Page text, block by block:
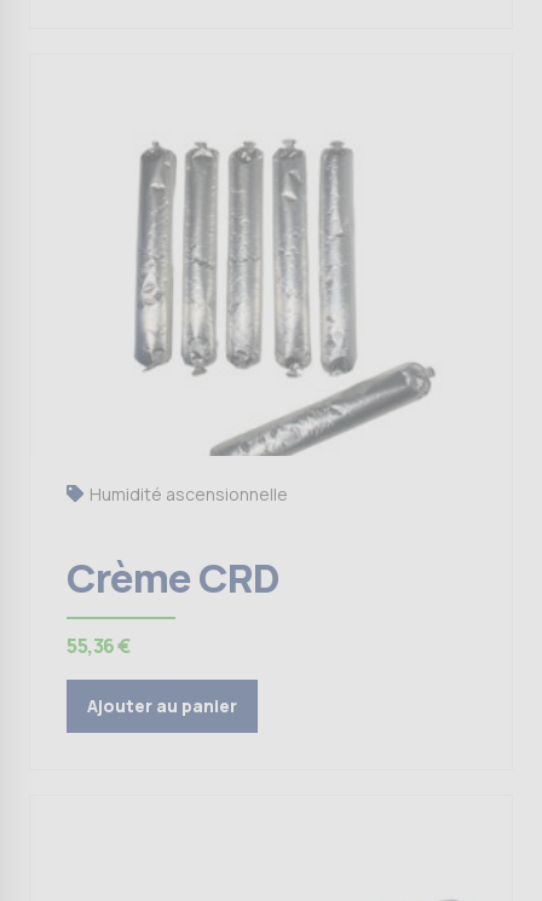
Humidité ascensionnelle
Crème CRD
55,36€
Ajouter au panier